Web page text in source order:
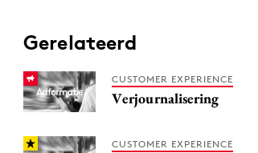
Gerelateerd
CUSTOMER EXPERIENCE
Verjournalisering
CUSTOMER EXPERIENCE